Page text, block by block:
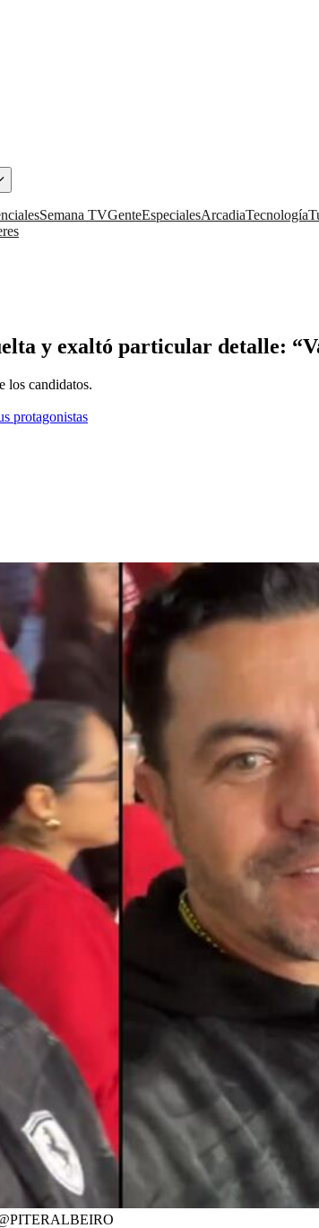
Semana TVGenteEspecialesArcadiaTecnología
y exaltó particular detalle:
los candidatos.
protagonistas